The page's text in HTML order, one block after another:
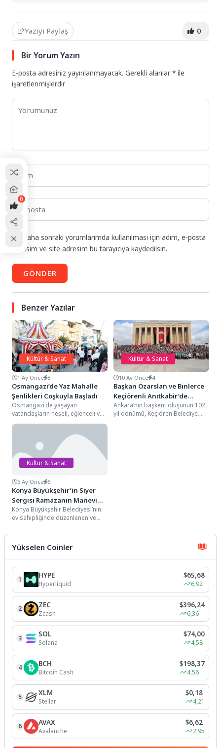
Yazıyı Paylaş 0
Bir Yorum Yazın
E-posta adresiniz yayınlanmayacak. Gerekli alanlar* ile
işaretlenmişlerdir
Daha sonraki yorumlarımda kullanılması için adım, e-posta
adresim ve site adresim bu tarayıcıya kaydedilsin.
GÖNDER
Benzer Yazılar
Kültür & Sanat
1 Ay Önce 8
Osmangazi’de Yaz Mahalle
Şenlikleri Coşkuyla Başladı
Osmangazi'de yaşayan
vatandaşların neşeli, eğlenceli ve
şenlik dolu bir yaz mevsimi
Kültür & Sanat
10 Ay Önce 4
Başkan Özarslan ve Binlerce
Keçiörenli Anıtkabir’de
Ata’nın Huzurunda
Ankara’nın başkent oluşunun 102.
yıl dönümü, Keçiören Belediye
Kültür & Sanat
5 Ay Önce 6
Konya Büyükşehir’in Siyer
Sergisi Ramazanın Manevi
İkliminde Yoğun İlgi Görüyor
Konya Büyükşehir Belediyesi’nin
ev sahipliğinde düzenlenen ve
olan Siyer Sergisi, Konyalıları...
Yükselen Coinler
1 HYPE
Hyperliquid
$65,68
6,92
2 ZEC
Zcash
$396,24
6,36
3 SOL
Solana
$74,00
4,58
4 BCH
Bitcoin Cash
$198,37
4,56
5 XLM
Stellar
$0,18
4,21
6 AVAX
Avalanche
$6,62
2,95
0